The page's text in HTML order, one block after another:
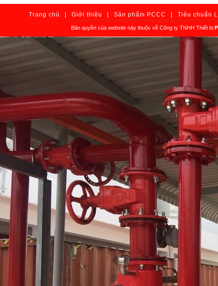
Trang chủ Giới thiệu Sản phẩm PCCC Tiêu chuẩn
Bản quyền của website này thuộc về Công ty TNHH Thiết bị